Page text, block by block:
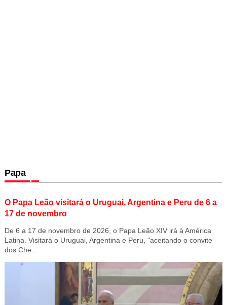
Papa
O Papa Leão visitará o Uruguai, Argentina e Peru de 6 a
17 de novembro
De 6 a 17 de novembro de 2026, o Papa Leão XIV irá à América
Latina. Visitará o Uruguai, Argentina e Peru, "aceitando o convite
dos Che...